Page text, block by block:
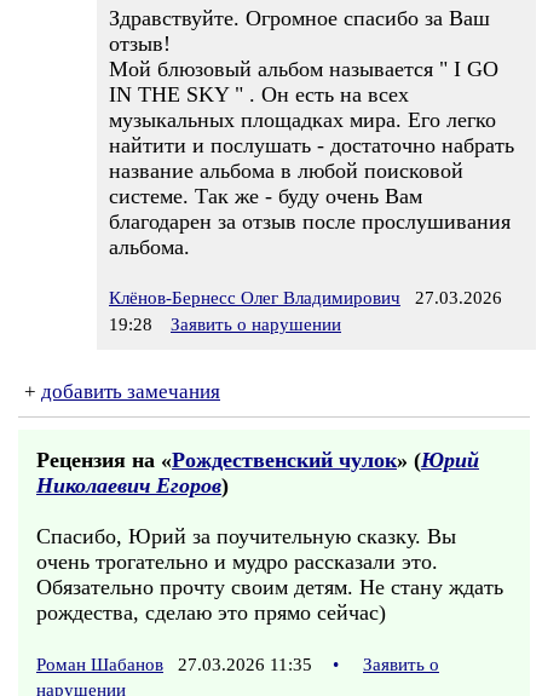
Здравствуйте. Огромное спасибо за Ваш
отзыв!
Мой блюзовый альбом называется " I GO
IN THE SKY " . Он есть на всех
музыкальных площадках мира. Его легко
найтити и послушать - достаточно набрать
название альбома в любой поисковой
системе. Так же - буду очень Вам
благодарен за отзыв после прослушивания
альбома.
Клёнов-Бернесс Олег Владимирович 27.03.2026
19:28
Заявить о нарушении
+ добавить замечания
Рецензия на «Рождественский чулок» (Юрий
Николаевич Егоров)
Спасибо, Юрий за поучительную сказку. Вы
очень трогательно и мудро рассказали это.
Обязательно прочту своим детям. Не стану ждать
рождества, сделаю это прямо сейчас)
Роман Шабанов 27.03.2026 11:35 •
Заявить о
нарушении